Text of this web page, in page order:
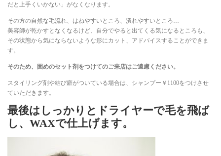
だと上手くいかない」がなくなります。
その方の自然な毛流れ、はねやすいところ、潰れやすいところ…
美容師が乾かすとなくなるけど、自分でやると出てくる気になるところも、
その状態から気にならないような形にカット、アドバイスすることができま
す。
そのため、固めのセット剤をつけてのご来店はご遠慮ください。
スタイリング剤や結び癖がついている場合は、シャンプー￥1100をつけさせ
ていただきます。
最後はしっかりとドライヤーで毛を飛ば
し、WAXで仕上げます。